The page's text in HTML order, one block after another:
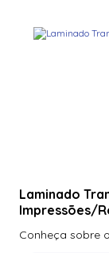
Laminado
Impressões/
Conheça sobre